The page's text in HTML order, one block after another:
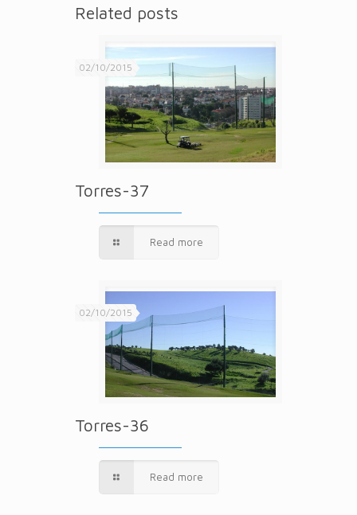
Related posts
02/10/2015
Torres-37
Read more
02/10/2015
Torres-36
Read more